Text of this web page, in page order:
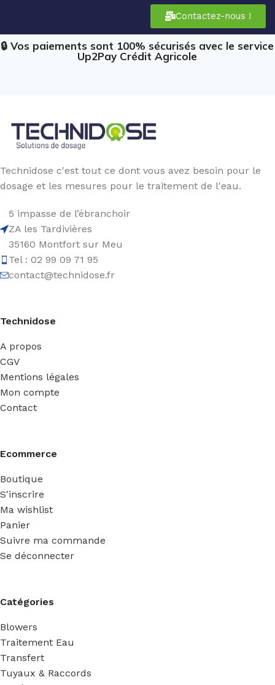
Contactez-nous !
🔒 Vos paiements sont 100% sécurisés avec le service
Up2Pay Crédit Agricole
Technidose c'est tout ce dont vous avez besoin pour le
dosage et les mesures pour le traitement de l'eau.
5 impasse de l’ébranchoir
ZA les Tardivières
35160 Montfort sur Meu
Tel : 02 99 09 71 95
contact@technidose.fr
Technidose
A propos
CGV
Mentions légales
Mon compte
Contact
Ecommerce
Boutique
S'inscrire
Ma wishlist
Panier
Suivre ma commande
Se déconnecter
Catégories
Blowers
Traitement Eau
Transfert
Tuyaux & Raccords